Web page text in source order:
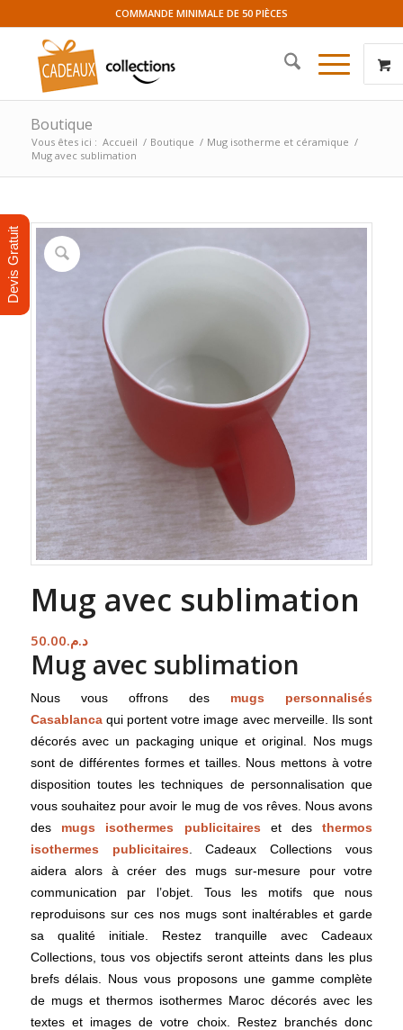
COMMANDE MINIMALE DE 50 PIÈCES
Boutique
Vous êtes ici : Accueil / Boutique / Mug isotherme et céramique /
Mug avec sublimation
Mug avec sublimation
د.م.50.00
Mug avec sublimation
Nous vous offrons des mugs personnalisés
Casablancaqui portent votre image avec merveille. Ils sont
décorés avec un packaging unique et original. Nos mugs
sont de différentes formes et tailles. Nous mettons à votre
disposition toutes les techniques de personnalisation que
vous souhaitez pour avoir le mug de vos rêves. Nous avons
des mugs isothermes publicitaires et desthermos
isothermes publicitaires . Cadeaux Collections vous
aidera alors à créer des mugs sur-mesure pour votre
communication par l’objet. Tous les motifs que nous
reproduisons sur ces nos mugs sont inaltérables et garde
sa qualité initiale. Restez tranquille avec Cadeaux
Collections, tous vos objectifs seront atteints dans les plus
brefs délais. Nous vous proposons une gamme complète
de mugs et thermos isothermes Maroc décorés avec les
textes et images de votre choix. Restez branchés donc
Devis Gratuit